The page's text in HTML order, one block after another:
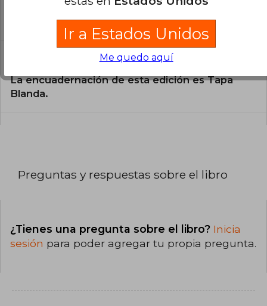
El libro está escrito en Español.
¿Cuál es la encuadernación de este libro?
La encuadernación de esta edición es Tapa
Blanda.
Preguntas y respuestas sobre el libro
¿Tienes una pregunta sobre el libro? Inicia
sesión para poder agregar tu propia pregunta.
Ir a Estados Unidos
Me quedo aquí